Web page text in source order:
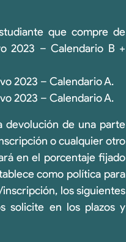
que compre de
2023 – Calendario B +
2023 – Calendario A.
2023 – Calendario A.
devolución de una parte
o cualquier otro
en el porcentaje fijado
como política para
los siguientes
solicite en los plazos y